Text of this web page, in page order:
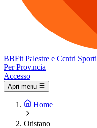
BBFit Palestre e Centri
Per Provincia
Accesso
Apri menu
Home
Oristano